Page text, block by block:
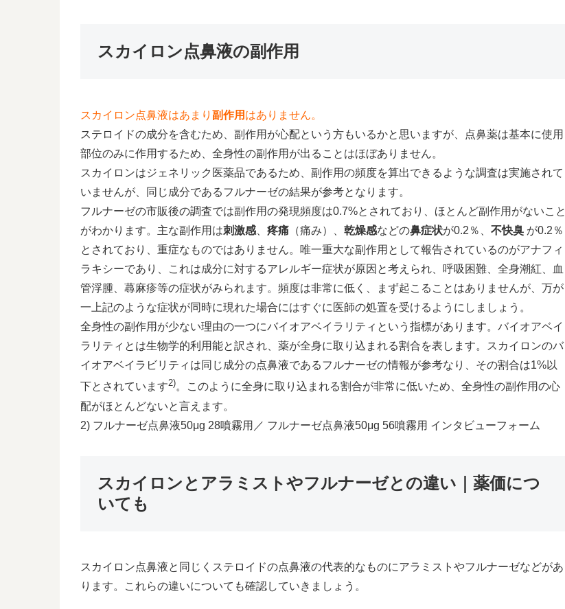
スカイロン点鼻液の副作用
スカイロン点鼻液はあまり 副作用 はありません。
ステロイドの成分を含むため、副作用が心配という方もいるかと思いますが、点鼻薬は基本に使用
部位のみに作用するため、全身性の副作用が出ることはほぼありません。
スカイロンはジェネリック医薬品であるため、副作用の頻度を算出できるような調査は実施されて
いませんが、同じ成分であるフルナーゼの結果が参考となります。
フルナーゼの市販後の調査では副作用の発現頻度は0.7%とされており、ほとんど副作用がないこと
がわかります。主な副作用は刺激感 疼痛 （痛み）、 乾燥感などの鼻症状が0.2％、 不快臭 が0.2％
とされており、重症なものではありません。唯一重大な副作用として報告されているのがアナフィ
ラキシーであり、これは成分に対するアレルギー症状が原因と考えられ、呼吸困難、全身潮紅、血
管浮腫、蕁麻疹等の症状がみられます。頻度は非常に低く、まず起こることはありませんが、万が
一上記のような症状が同時に現れた場合にはすぐに医師の処置を受けるようにしましょう。
全身性の副作用が少ない理由の一つにバイオアベイラリティという指標があります。バイオアベイ
ラリティとは生物学的利用能と訳され、薬が全身に取り込まれる割合を表します。スカイロンのバ
イオアベイラビリティは同じ成分の点鼻液であるフルナーゼの情報が参考なり、その割合は1%以
下とされています2)。このように全身に取り込まれる割合が非常に低いため、全身性の副作用の心
配がほとんどないと言えます。
2) フルナーゼ点鼻液50μg 28噴霧用／ フルナーゼ点鼻液50μg 56噴霧用 インタビューフォーム
スカイロンとアラミストやフルナーゼとの違い｜薬価につ
いても
スカイロン点鼻液と同じくステロイドの点鼻液の代表的なものにアラミストやフルナーゼなどがあ
ります。これらの違いについても確認していきましょう。